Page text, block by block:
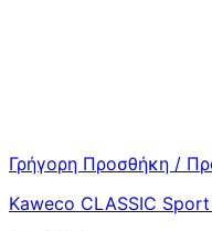
Γρήγορη Προσθήκη /
Kaweco CLASSIC